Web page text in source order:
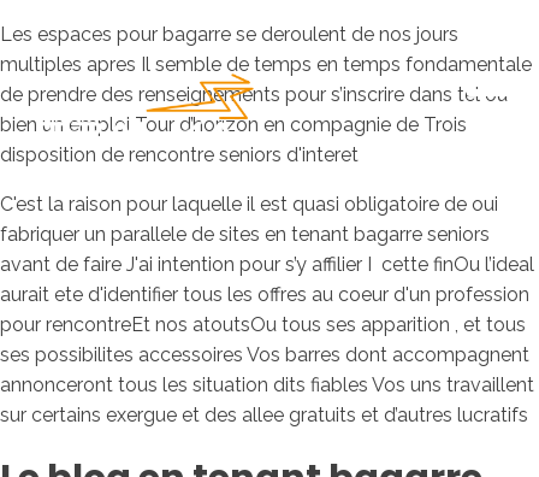
Les espaces pour bagarre se deroulent de nos jours
multiples apres Il semble de temps en temps fondamentale
de prendre des renseignements pour s’inscrire dans tel ou
bien un emploi Tour d’horizon en compagnie de Trois
disposition de rencontre seniors d'interet
C'est la raison pour laquelle il est quasi obligatoire de oui
fabriquer un parallele de sites en tenant bagarre seniors
avant de faire J'ai intention pour s’y affilier I cette finOu l’ideal
aurait ete d'identifier tous les offres au coeur d'un profession
pour rencontreEt nos atoutsOu tous ses apparition , et tous
ses possibilites accessoires Vos barres dont accompagnent
annonceront tous les situation dits fiables Vos uns travaillent
sur certains exergue et des allee gratuits et d’autres lucratifs